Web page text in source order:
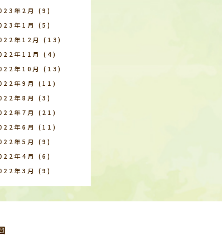
年2月
(9)
年1月
(5)
年12月
(13)
年11月
(4)
年10月
(13)
年9月
(11)
年8月
(3)
年7月
(21)
年6月
(11)
年5月
(9)
年4月
(6)
年3月
(9)